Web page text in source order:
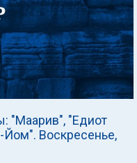
"Маарив", "Едиот
Йом". Воскресенье,